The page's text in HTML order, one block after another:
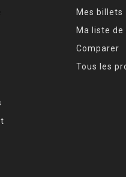
Mes billets
Ma liste de
Comparer
Tous les